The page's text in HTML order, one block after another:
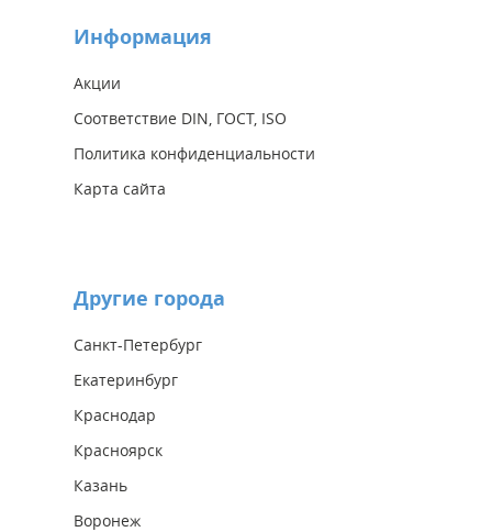
Информация
Акции
Соответствие DIN, ГОСТ, ISO
Политика конфиденциальности
Карта сайта
Другие города
Санкт-Петербург
Екатеринбург
Краснодар
Красноярск
Казань
Воронеж